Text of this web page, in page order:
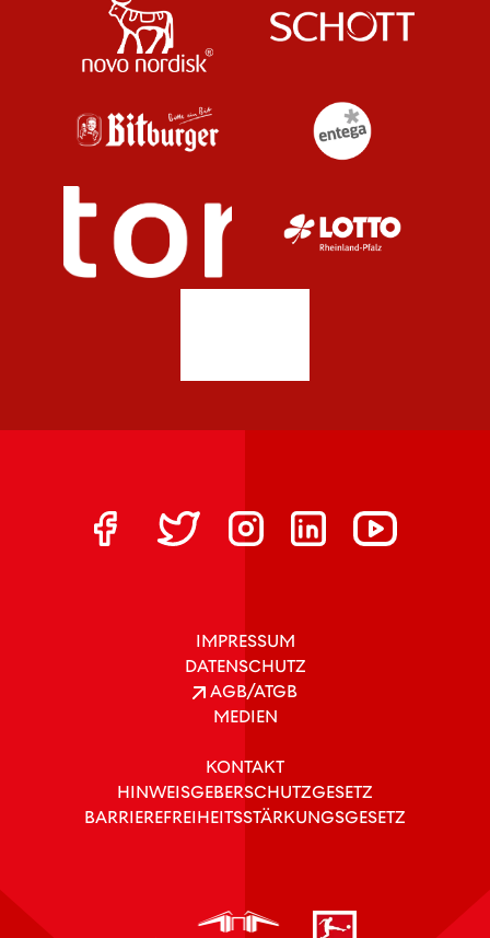
IMPRESSUM
DATENSCHUTZ
AGB/ATGB
MEDIEN
KONTAKT
HINWEISGEBERSCHUTZGESETZ
BARRIEREFREIHEITSSTÄRKUNGSGESETZ